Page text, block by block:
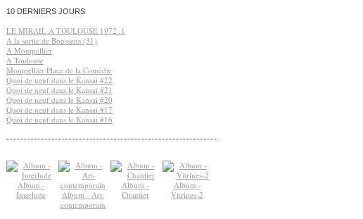
10 DERNIERS JOURS
LE MIRAIL A TOULOUSE 1972 .1
A la sortie de Boussens (31)
A Montpellier
A Toulouse
Montpellier Place de la Comédie
Quoi de neuf dans le Kansai #22
Quoi de neuf dans le Kansai #21
Quoi de neuf dans le Kansai #20
Quoi de neuf dans le Kansai #17
Quoi de neuf dans le Kansai #16
Album -
Interlude
Album - Art-
contemporain
Album -
Chantier
Album -
Vitrines-2